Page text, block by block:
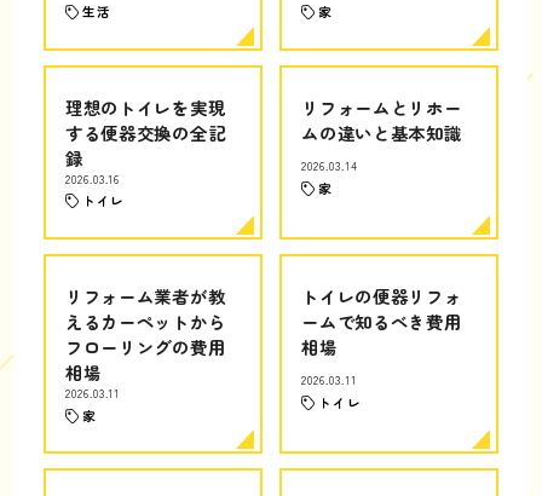
生活 家
理想のトイレを実現
する便器交換の全記
録
2026.03.16
トイレ
リフォームとリホー
ムの違いと基本知識
2026.03.14
家
リフォーム業者が教
えるカーペットから
フローリングの費用
相場
2026.03.11
家
トイレの便器リフォ
ームで知るべき費用
相場
2026.03.11
トイレ